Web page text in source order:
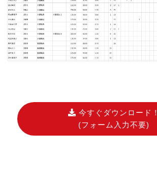
今すぐダウンロード！
(フォーム入力不要)